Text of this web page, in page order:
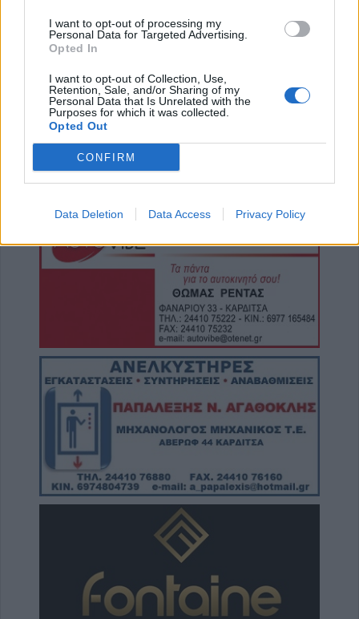
I want to opt-out of processing my
Personal Data for Targeted Advertising.
Opted In
I want to opt-out of Collection, Use,
Retention, Sale, and/or Sharing of my
Personal Data that Is Unrelated with the
Purposes for which it was collected.
Opted Out
CONFIRM
Data Deletion Data Access Privacy Policy
Σίσκος Α. Βασίλειος: "Οι ηλίθιοι"
8 Αυγούστου 2026, 20:55
Πάρος: Νεκρό 4χρονο παιδί σε πισίνα beach
bar
8 Αυγούστου 2026, 19:35
Υπεγράφη η σύμβαση για την «Αναβάθμιση
υποδομών κεντρικής δομής του Μουσείου
Πόλης»
Την Κυριακή 9 Αυγούστου η κηδεία του
8 Αυγούστου 2026, 19:28
Την Δευτέρα 10 Αυγούστου η κηδεία του
Κωνσταντίνου Πλεξίδα
Την Κυριακή 9 Αυγούστου η κηδεία της
Θωμαΐτσας Τσιούκα
8 Αυγούστου 2026, 17:42
Μετώπη: Χωρίς τις αισθήσεις του
ανασύρθηκε από την θάλασσα 43χρονος
8 Αυγούστου 2026, 17:14
Σε αναζήτηση λύσης για το χρόνιο
πρόβλημα των ανεπιτήρητων βοοειδών σε
κοινότητες του Δήμου Παλαμά
Ακυρώθηκε απόφαση του Περιφερειάρχη
Θεσσαλίας Δημ. Κουρέτα για το θαλάσσιο
σκι στη λίμνη Σμοκόβου